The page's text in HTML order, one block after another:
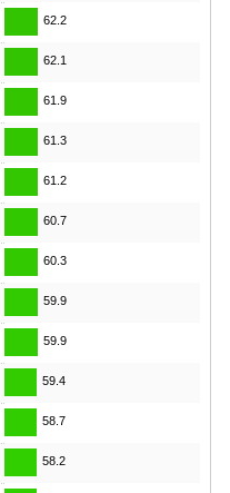
62.2
62.1
61.9
61.3
61.2
60.7
60.3
59.9
59.9
59.4
58.7
58.2